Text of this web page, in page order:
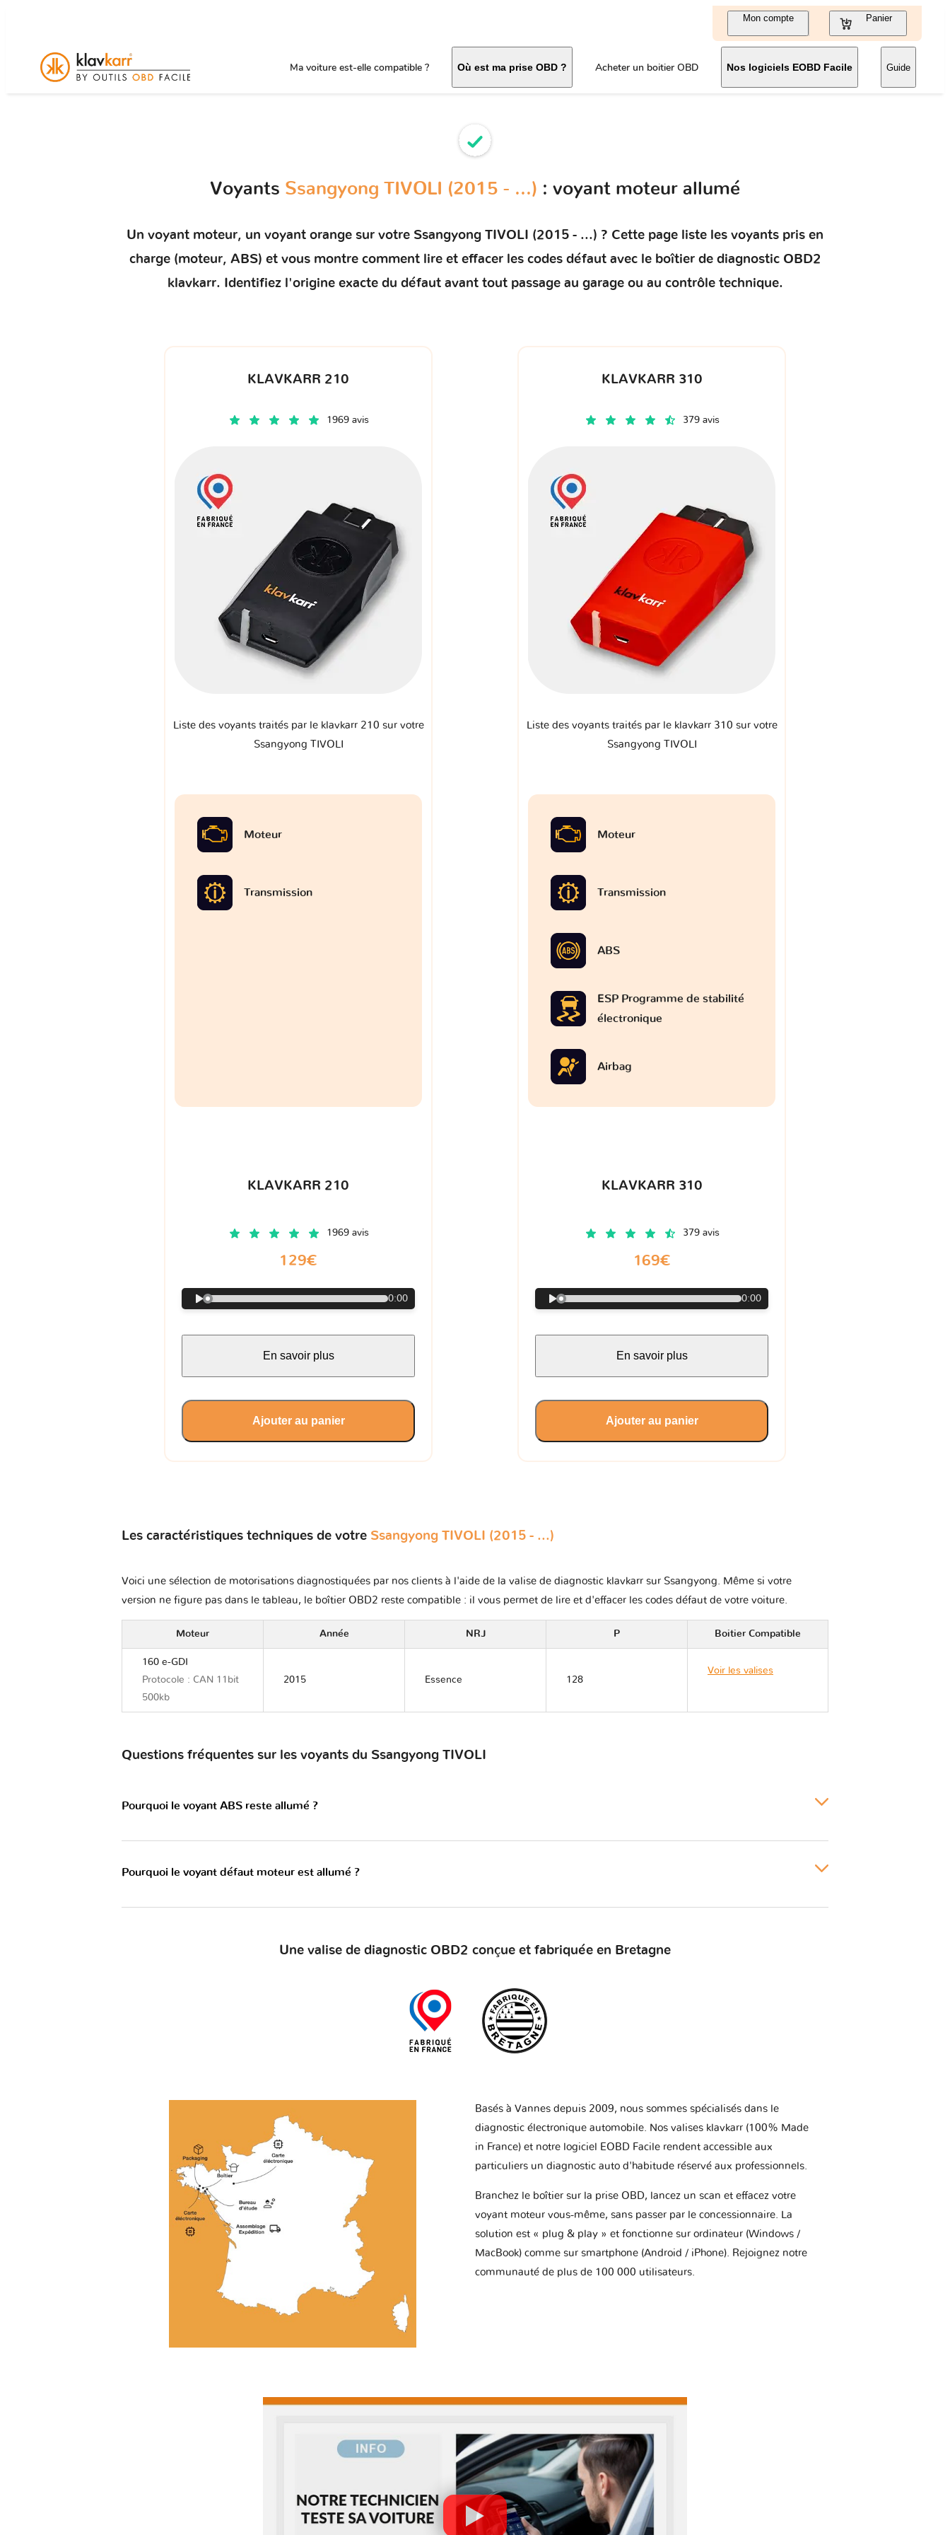
Mon compte Panier
Ma voiture est-elle compatible ? Où est ma prise OBD ? Acheter un boitier OBD Nos logiciels EOBD Facile Guide
Voyants Ssangyong TIVOLI (2015 - ...) : voyant moteur allumé
Un voyant moteur, un voyant orange sur votre Ssangyong TIVOLI (2015 - ...) ? Cette page liste les voyants pris en
charge (moteur, ABS) et vous montre comment lire et effacer les codes défautavec le boîtier de diagnostic OBD2
klavkarr. Identifiez l'origine exacte du défaut avant tout passage au garage ou au contrôle technique.
KLAVKARR 210
1969 avis
Liste des voyants traités par le klavkarr 210 sur votre
Ssangyong TIVOLI
Moteur
Transmission
KLAVKARR 210
1969 avis
129€
0:00
En savoir plus
Ajouter au panier
KLAVKARR 310
379 avis
Liste des voyants traités par le klavkarr 310 sur votre
Ssangyong TIVOLI
Moteur
Transmission
ABS
ESP Programme de stabilité
électronique
Airbag
KLAVKARR 310
379 avis
169€
0:00
En savoir plus
Ajouter au panier
Les caractéristiques techniques de votre Ssangyong TIVOLI (2015 - ...)
Voici une sélection de motorisations diagnostiquées par nos clients à l'aide de la valise de diagnostic klavkarr sur Ssangyong. Même si votre
version ne figure pas dans le tableau, le boîtier OBD2 reste compatible : il vous permet de lire et d'effacer les codes défaut de votre voiture.
Moteur Année NRJ P Boitier Compatible
160 e-GDI
Protocole : CAN 11bit
500kb
2015 Essence 128
Voir les valises
Questions fréquentes sur les voyants du Ssangyong TIVOLI
Pourquoi le voyant ABS reste allumé ?
Pourquoi le voyant défaut moteur est allumé ?
Une valise de diagnostic OBD2 conçue et fabriquée en Bretagne
Basés à Vannes depuis 2009, nous sommes spécialisés dans le
diagnostic électronique automobile. Nos valises klavkarr (100% Made
in France) et notre logiciel EOBD Facile rendent accessible aux
particuliers un diagnostic auto d'habitude réservé aux professionnels.
Branchez le boîtier sur la prise OBD, lancez un scan et effacez votre
voyant moteur vous-même, sans passer par le concessionnaire. La
solution est « plug & play » et fonctionne sur ordinateur (Windows /
MacBook) comme sur smartphone (Android / iPhone). Rejoignez notre
communauté de plus de 100 000 utilisateurs.